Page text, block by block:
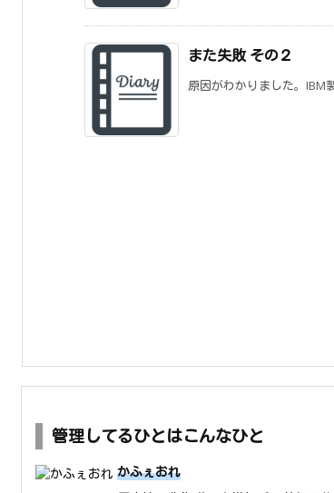
また失敗 その２
原因がわかりました。IBM
管理してるひとはこんなひと
かふぇおれ